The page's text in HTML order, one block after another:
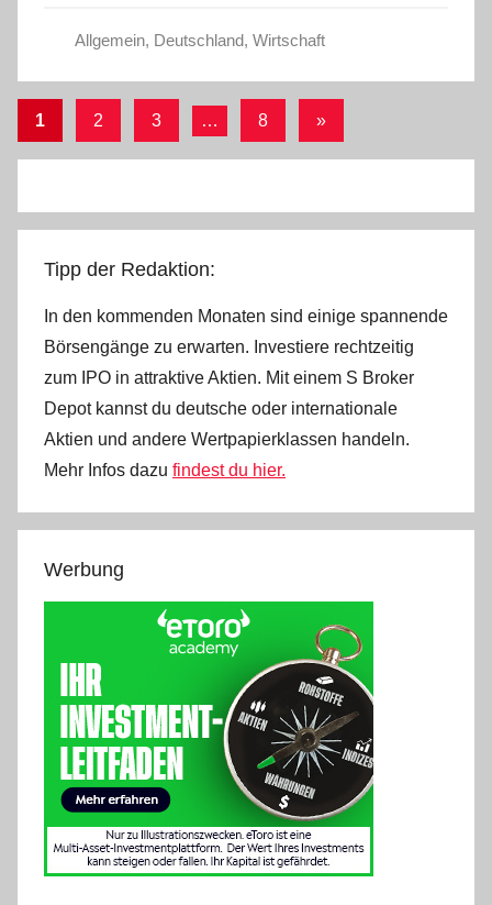
Allgemein, Deutschland, Wirtschaft
Seitennummerierung
der
1 2 3 … 8
Nächste
»
Tipp der Redaktion:
In den kommenden Monaten sind einige spannende
Börsengänge zu erwarten. Investiere rechtzeitig
zum IPO in attraktive Aktien. Mit einem S Broker
Depot kannst du deutsche oder internationale
Aktien und andere Wertpapierklassen handeln.
Mehr Infos dazu findest du hier.
Werbung